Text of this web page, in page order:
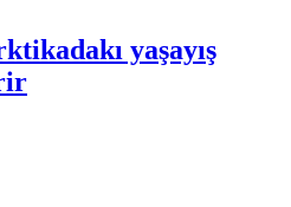
yaşayış